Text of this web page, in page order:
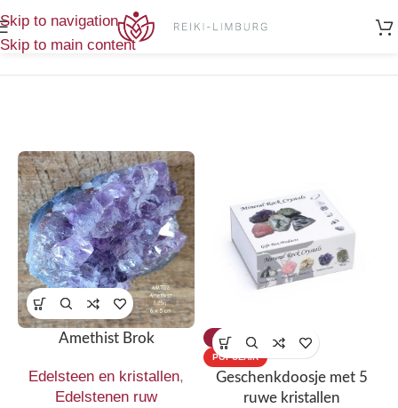
Skip to navigation
Skip to main content
Edelsteen en kristallen
Edelstenen ruw
Amethist Brok
Edelsteen en kristallen,
Edelstenen ruw
-43%
POPULAIR
Geschenkdoosje met 5
ruwe kristallen